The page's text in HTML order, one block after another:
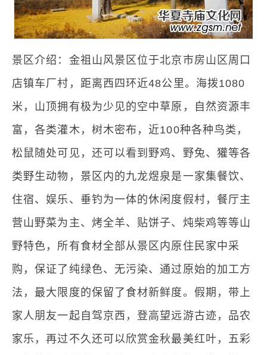
景区介绍：金祖山风景区位于北京市房山区周口
店镇车厂村，距离西四环近48公里。海拨1080
米，山顶拥有极为少见的空中草原，自然资源丰
富，各类灌木，树木密布，近100种各种鸟类，
松鼠随处可见，还可以看到野鸡、野兔、獾等各
类野生动物，景区内的九龙煜泉是一家集餐饮、
住宿、娱乐、垂钓为一体的休闲度假村，餐厅主
营山野菜为主、烤全羊、贴饼子、炖柴鸡等等山
野特色，所有食材全部从景区内原住民家中采
购，保证了纯绿色、无污染、通过原始的加工方
法，最大限度的保留了食材新鲜度。假期，带上
家人朋友一起自驾京西，登高望远游古迹，品农
家乐，再过不久还可以欣赏金秋最美红叶，五彩